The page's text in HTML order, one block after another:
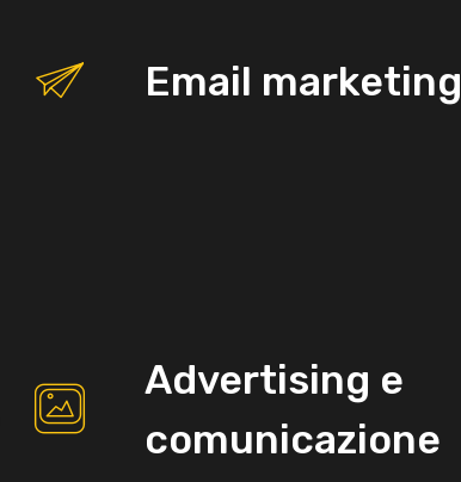
Email marketing
Advertising e
comunicazione